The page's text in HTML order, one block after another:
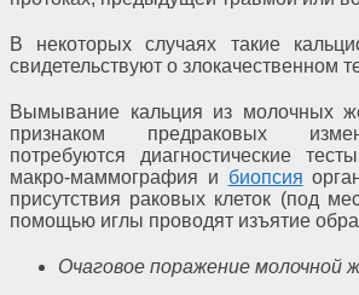
В некоторых случаях такие
свидетельствуют о злокачественном
Вымывание кальция из молочных
признаком предраковых
потребуются диагностические
макро-маммография и биопсия
присутствия раковых клеток (под
помощью иглы проводят изъятие
Очаговое поражение молочной